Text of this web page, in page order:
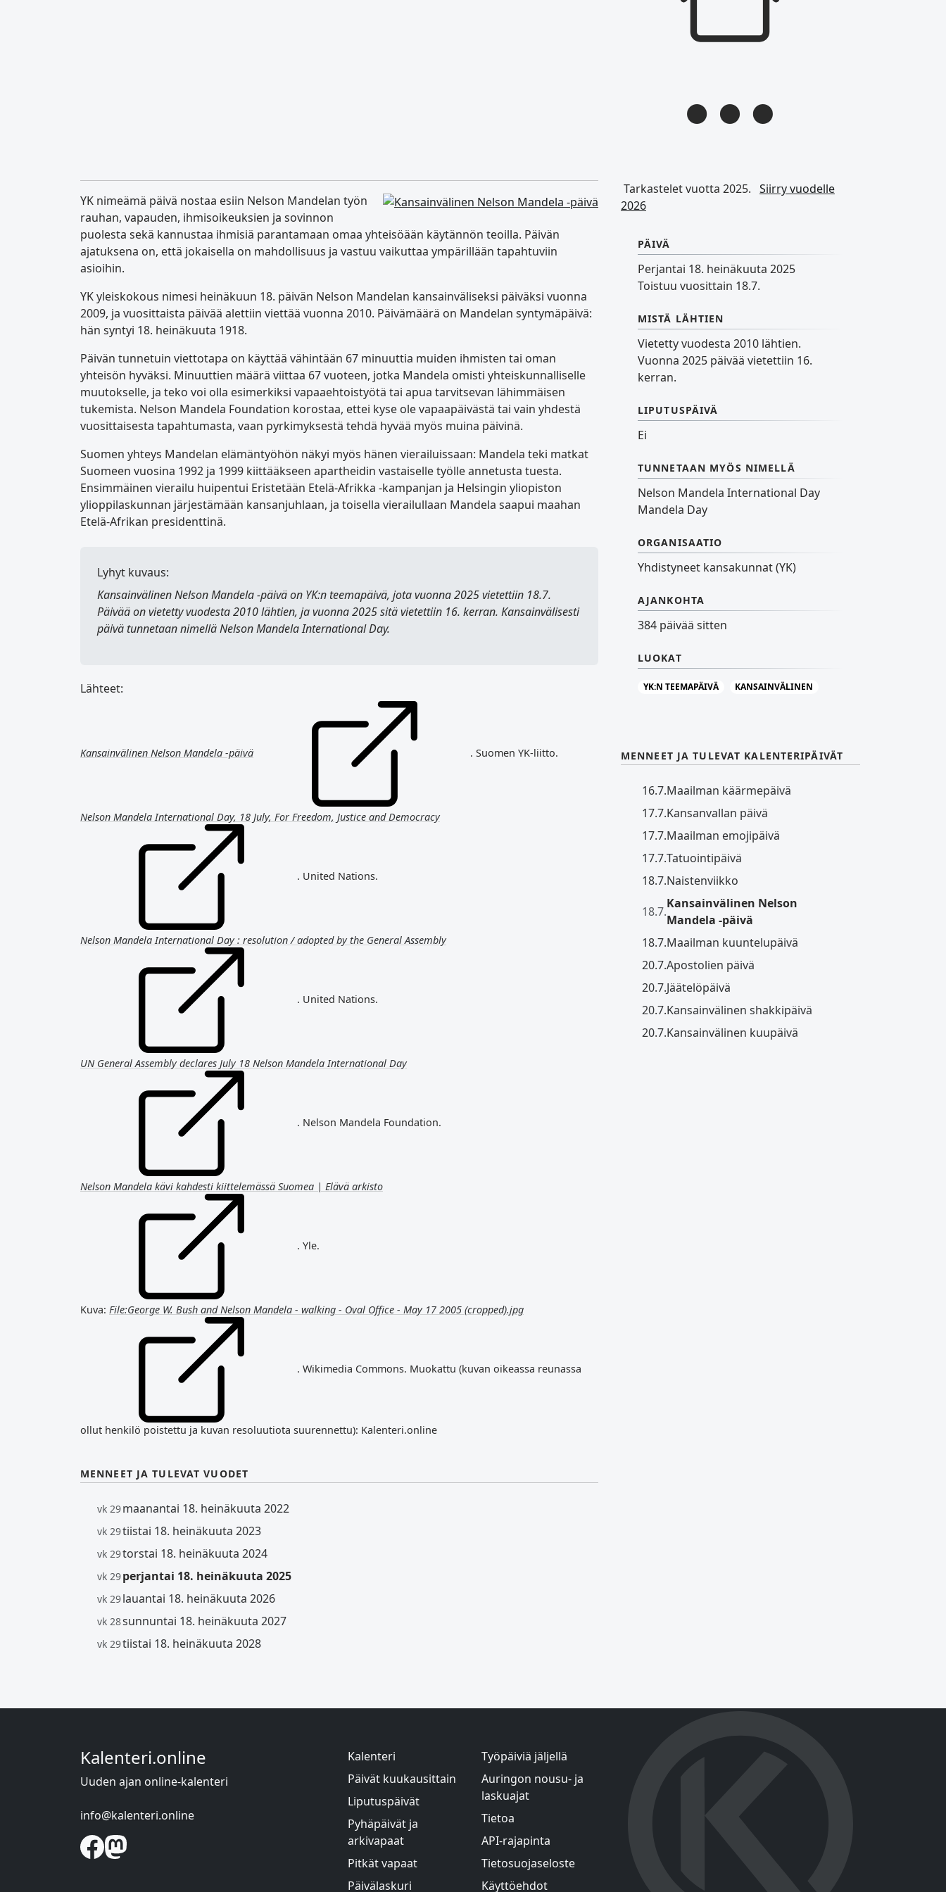
YK nimeämä päivä nostaa esiin Nelson Mandelan työn
rauhan, vapauden, ihmisoikeuksien ja sovinnon
puolesta sekä kannustaa ihmisiä parantamaan omaa yhteisöään käytännön teoilla. Päivän
ajatuksena on, että jokaisella on mahdollisuus ja vastuu vaikuttaa ympärillään tapahtuviin
asioihin.
YK yleiskokous nimesi heinäkuun 18. päivän Nelson Mandelan kansainväliseksi päiväksi vuonna
2009, ja vuosittaista päivää alettiin viettää vuonna 2010. Päivämäärä on Mandelan syntymäpäivä:
hän syntyi 18. heinäkuuta 1918.
Päivän tunnetuin viettotapa on käyttää vähintään 67 minuuttia muiden ihmisten tai oman
yhteisön hyväksi. Minuuttien määrä viittaa 67 vuoteen, jotka Mandela omisti yhteiskunnalliselle
muutokselle, ja teko voi olla esimerkiksi vapaaehtoistyötä tai apua tarvitsevan lähimmäisen
tukemista. Nelson Mandela Foundation korostaa, ettei kyse ole vapaapäivästä tai vain yhdestä
vuosittaisesta tapahtumasta, vaan pyrkimyksestä tehdä hyvää myös muina päivinä.
Suomen yhteys Mandelan elämäntyöhön näkyi myös hänen vierailuissaan: Mandela teki matkat
Suomeen vuosina 1992 ja 1999 kiittääkseen apartheidin vastaiselle työlle annetusta tuesta.
Ensimmäinen vierailu huipentui Eristetään Etelä-Afrikka -kampanjan ja Helsingin yliopiston
ylioppilaskunnan järjestämään kansanjuhlaan, ja toisella vierailullaan Mandela saapui maahan
Etelä-Afrikan presidenttinä.
Lyhyt kuvaus:
Kansainvälinen Nelson Mandela -päiväon YK:n teemapäivä, jota vuonna 2025 vietettiin 18.7.
Päivää on vietetty vuodesta 2010 lähtien, ja vuonna 2025 sitä vietettiin 16. kerran. Kansainvälisesti
päivä tunnetaan nimelläNelson Mandela International Day.
Lähteet:
Kansainvälinen Nelson Mandela -päivä . Suomen YK-liitto.
Nelson Mandela International Day, 18 July, For Freedom, Justice and Democracy
. United Nations.
Nelson Mandela International Day : resolution / adopted by the General Assembly
. United Nations.
UN General Assembly declares July 18 Nelson Mandela International Day
. Nelson Mandela Foundation.
Nelson Mandela kävi kahdesti kiittelemässä Suomea | Elävä arkisto
. Yle.
Kuva: File:George W. Bush and Nelson Mandela - walking - Oval Office - May 17 2005 (cropped).jpg
. Wikimedia Commons. Muokattu (kuvan oikeassa reunassa
ollut henkilö poistettu ja kuvan resoluutiota suurennettu): Kalenteri.online
MENNEET JA TULEVAT VUODET
vk 29maanantai 18. heinäkuuta 2022
vk 29tiistai 18. heinäkuuta 2023
vk 29torstai 18. heinäkuuta 2024
vk 29perjantai 18. heinäkuuta 2025
vk 29lauantai 18. heinäkuuta 2026
vk 28sunnuntai 18. heinäkuuta 2027
vk 29tiistai 18. heinäkuuta 2028
Tarkastelet vuotta 2025. Siirry vuodelle
2026
PÄIVÄ
Perjantai 18. heinäkuuta 2025
Toistuu vuosittain 18.7.
MISTÄ LÄHTIEN
Vietetty vuodesta 2010 lähtien.
Vuonna 2025 päivää vietettiin 16.
kerran.
LIPUTUSPÄIVÄ
Ei
TUNNETAAN MYÖS NIMELLÄ
Nelson Mandela International Day
Mandela Day
ORGANISAATIO
Yhdistyneet kansakunnat (YK)
AJANKOHTA
384 päivää sitten
LUOKAT
YK:N TEEMAPÄIVÄ KANSAINVÄLINEN
MENNEET JA TULEVAT KALENTERIPÄIVÄT
16.7.Maailman käärmepäivä
17.7.Kansanvallan päivä
17.7.Maailman emojipäivä
17.7.Tatuointipäivä
18.7.Naistenviikko
18.7.
Kansainvälinen Nelson
Mandela -päivä
18.7.Maailman kuuntelupäivä
20.7.Apostolien päivä
20.7.Jäätelöpäivä
20.7.Kansainvälinen shakkipäivä
20.7.Kansainvälinen kuupäivä
Kalenteri.online
Uuden ajan online-kalenteri
info@kalenteri.online
Kalenteri
Päivät kuukausittain
Liputuspäivät
Pyhäpäivät ja
arkivapaat
Pitkät vapaat
Päivälaskuri
Työpäiviä jäljellä
Auringon nousu- ja
laskuajat
Tietoa
API-rajapinta
Tietosuojaseloste
Käyttöehdot